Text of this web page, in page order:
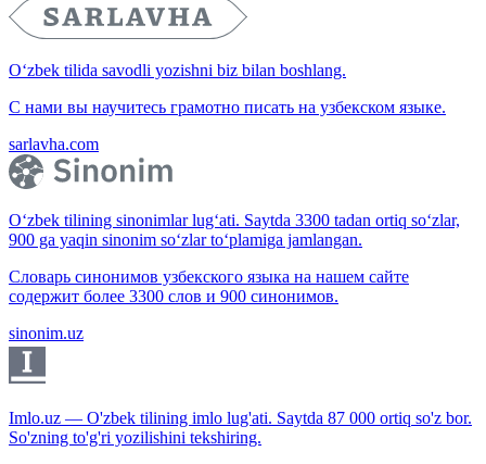
O‘zbek tilida savodli yozishni biz bilan boshlang.
С нами вы научитесь грамотно писать на узбекском языке.
sarlavha.com
O‘zbek tilining sinonimlar lug‘ati. Saytda 3300 tadan ortiq so‘zlar,
900 ga yaqin sinonim so‘zlar to‘plamiga jamlangan.
Словарь синонимов узбекского языка на нашем сайте
содержит более 3300 слов и 900 синонимов.
sinonim.uz
Imlo.uz — O'zbek tilining imlo lug'ati. Saytda 87 000 ortiq so'z bor.
So'zning to'g'ri yozilishini tekshiring.